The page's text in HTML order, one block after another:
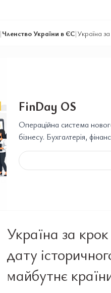
|Членство України в ЄС|Україна
FinDay OS
Операційна система
бізнесу. Бухгалтерія,
Україна за
дату
майбутнє